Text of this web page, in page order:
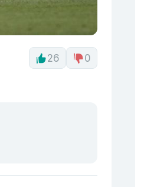
26 0